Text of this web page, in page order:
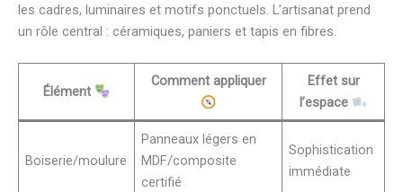
les cadres, luminaires et motifs ponctuels. L’artisanat prend
un rôle central : céramiques, paniers et tapis en fibres.
Élément
Comment appliquer
Effet sur
l’espace
Boiserie/moulure
Panneaux légers en
MDF/composite
certifié
Sophistication
immédiate